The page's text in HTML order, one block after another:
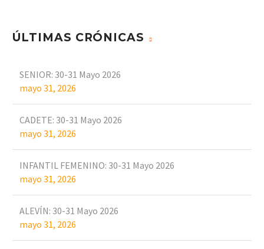
ÚLTIMAS CRÓNICAS
SENIOR: 30-31 Mayo 2026
mayo 31, 2026
CADETE: 30-31 Mayo 2026
mayo 31, 2026
INFANTIL FEMENINO: 30-31 Mayo 2026
mayo 31, 2026
ALEVÍN: 30-31 Mayo 2026
mayo 31, 2026